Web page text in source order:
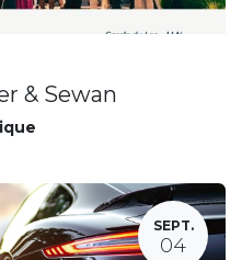
& Sewan
SEPT.
04